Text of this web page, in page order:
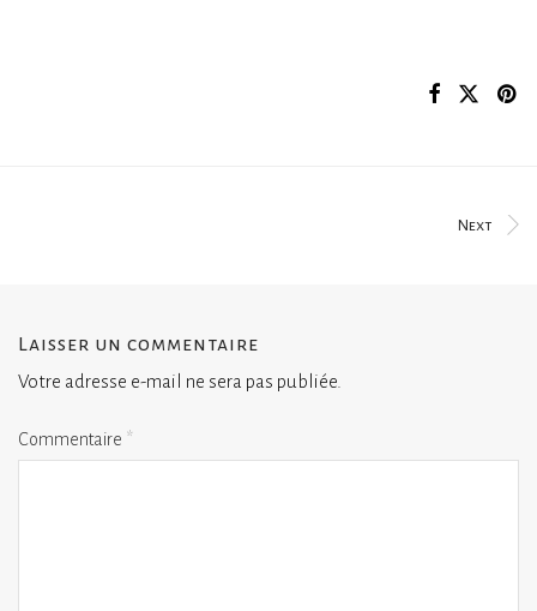
Next
Laisser un commentaire
Votre adresse e-mail ne sera pas publiée.
Commentaire *